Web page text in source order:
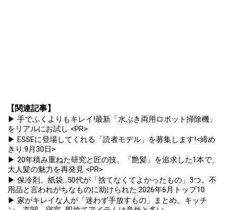
【関連記事】
▶ 手でふくよりもキレイ!最新「水ぶき両用ロボット掃除機」
をリアルにお試し <PR>
▶ ESSEに登場してくれる「読者モデル」を募集します!<締め
きり:9月30日>
▶ 20年積み重ねた研究と匠の技。「艶髪」を追求した1本で、
大人髪の魅力を再発見 <PR>
▶ 保冷剤、紙袋...50代が「捨てなくてよかったもの」3つ。不
用品と言われがちなものに助けられた:2026年6月トップ10
▶ 家がキレイな人が「迷わず手放すもの」まとめ。キッチ